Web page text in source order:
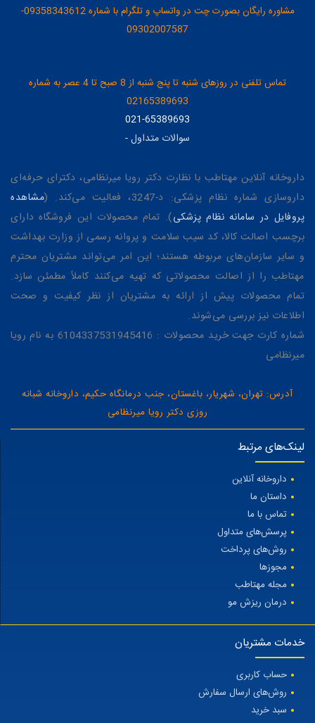
مشاوره رایگان بصورت چت در واتساپ و تلگرام با شماره 09358343612-
09302007587
تماس تلفنی در روزهای شنبه تا پنج شنبه از 8 صبح تا 4 عصر به شماره
02165389693
021-65389693
سوالات متداول-
داروخانه آنلاین مهتاطب با نظارت دکتر رویا میرنظامی، دکترای حرفه‌ای
داروسازی شماره نظام پزشکی: د-3247، فعالیت می‌کند. (
مشاهده
پروفایل در سامانه نظام پزشکی). تمام محصولات این فروشگاه دارای
برچسب اصالت کالا، کد سیب سلامت و پروانه رسمی از وزارت بهداشت
و سایر سازمان‌های مربوطه هستند؛ این امر می‌تواند مشتریان محترم
مهتاطب را از اصالت محصولاتی که تهیه می‌کنند کاملاً مطمئن سازد.
تمام محصولات پیش از ارائه به مشتریان از نظر کیفیت و صحت
اطلاعات نیز بررسی می‌شوند.
شماره کارت جهت خرید محصولات : 6104337531945416 به نام رویا
میرنظامی
آدرس: تهران، شهریار، باغستان، جنب درمانگاه حکیم، داروخانه شبانه
روزی دکتر رویا میرنظامی
لینک‌های مرتبط
داروخانه آنلاین
داستان ما
تماس با ما
پرسش‌های متداول
روش‌های پرداخت
مجوزها
مجله مهتاطب
درمان ریزش مو
خدمات مشتریان
حساب کاربری
روش‌های ارسال سفارش
سبد خرید